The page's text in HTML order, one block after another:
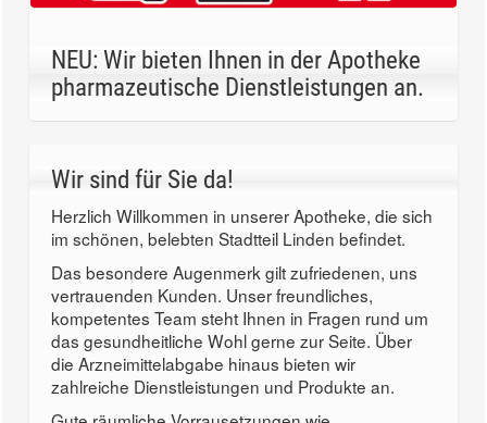
NEU: Wir bieten Ihnen in der Apotheke
pharmazeutische Dienstleistungen an.
Wir sind für Sie da!
Herzlich Willkommen in unserer Apotheke, die sich
im schönen, belebten Stadtteil Linden befindet.
Das besondere Augenmerk gilt zufriedenen, uns
vertrauenden Kunden. Unser freundliches,
kompetentes Team steht Ihnen in Fragen rund um
das gesundheitliche Wohl gerne zur Seite. Über
die Arzneimittelabgabe hinaus bieten wir
zahlreiche Dienstleistungen und Produkte an.